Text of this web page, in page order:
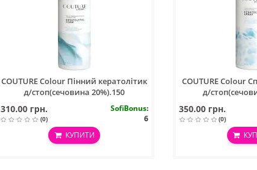
COUTURE Colour Пінний кератолітик
д/стоп(сечовина 20%).150
мл/Keratolytic Foam
310.00 грн.
(0)
SofiBonus:
6
КУПИТИ
COUTURE Colour
д/
мл/
350.00 грн.
(0)